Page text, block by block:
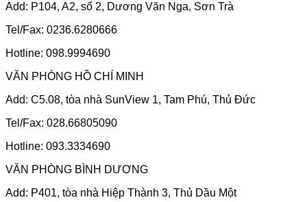
Add: P104, A2, số 2, Dương Văn Nga, Sơn Trà
Tel/Fax: 0236.6280666
Hotline: 098.9994690
VĂN PHÒNG HỒ CHÍ MINH
Add: C5.08, tòa nhà SunView 1, Tam Phú, Thủ Đức
Tel/Fax: 028.66805090
Hotline: 093.3334690
VĂN PHÒNG BÌNH DƯƠNG
Add: P401, tòa nhà Hiệp Thành 3, Thủ Dầu Một